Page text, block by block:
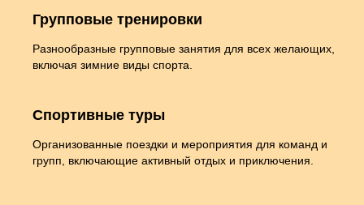
Групповые тренировки
Разнообразные групповые занятия для всех желающих,
включая зимние виды спорта.
Спортивные туры
Организованные поездки и мероприятия для команд и
групп, включающие активный отдых и приключения.